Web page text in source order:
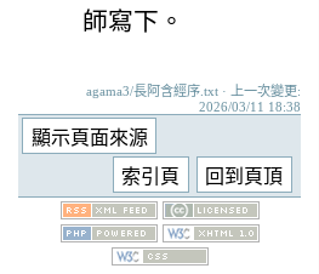
師寫下。
agama3/長阿含經序.txt · 上一次變更:
2026/03/11 18:38